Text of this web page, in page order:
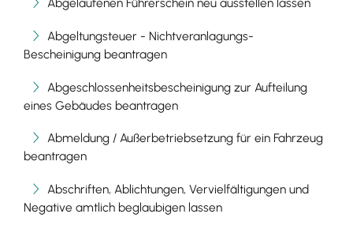
Abgeltungsteuer - Nichtveranlagungs-
Bescheinigung beantragen
Abgeschlossenheitsbescheinigung zur Aufteilung
eines Gebäudes beantragen
Abmeldung / Außerbetriebsetzung für ein Fahrzeug
beantragen
Abschriften, Ablichtungen, Vervielfältigungen und
Negative amtlich beglaubigen lassen